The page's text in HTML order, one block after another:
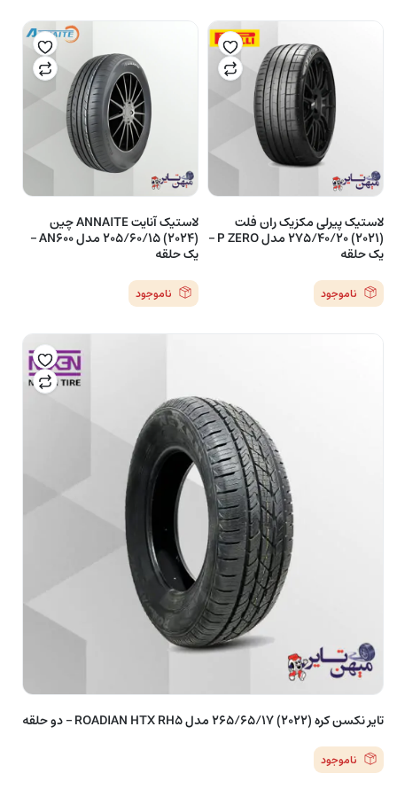
لاستیک پیرلی مکزیک ران فلت
(2021) 275/40/20 مدل P ZERO –
یک حلقه
ناموجود
لاستیک آنایت ANNAITE چین
(2024) 205/60/15 مدل AN600 –
یک حلقه
ناموجود
تایر نکسن کره (2022) 265/65/17 مدل ROADIAN HTX RH5 – دو حلقه
ناموجود